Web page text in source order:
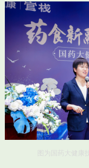
图为国药大健康